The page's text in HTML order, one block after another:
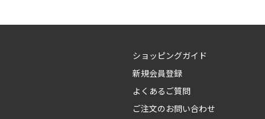
ショッピングガイド
新規会員登録
よくあるご質問
ご注文のお問い合わせ